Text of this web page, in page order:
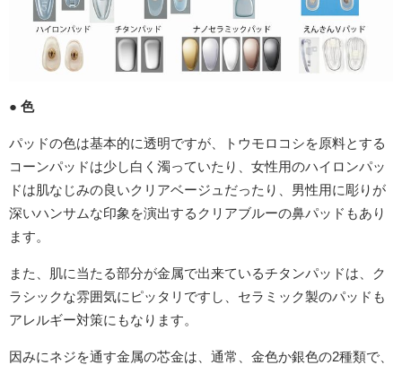
● 色
パッドの色は基本的に透明ですが、トウモロコシを原料とする
コーンパッドは少し白く濁っていたり、女性用のハイロンパッ
ドは肌なじみの良いクリアベージュだったり、男性用に彫りが
深いハンサムな印象を演出するクリアブルーの鼻パッドもあり
ます。
また、肌に当たる部分が金属で出来ているチタンパッドは、ク
ラシックな雰囲気にピッタリですし、セラミック製のパッドも
アレルギー対策にもなります。
因みにネジを通す金属の芯金は、通常、金色か銀色の2種類で、